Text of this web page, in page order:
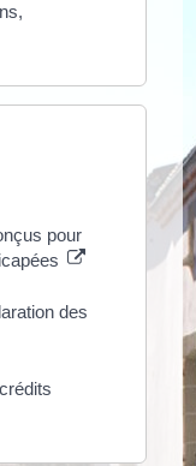
pour
des